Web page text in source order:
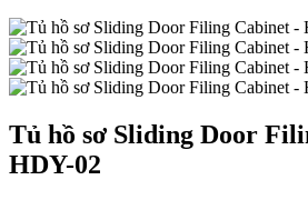
Tủ hồ sơ Sliding Door
HDY-02